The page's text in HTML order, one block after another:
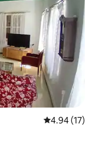
평점 4.94점
4.94 (17)